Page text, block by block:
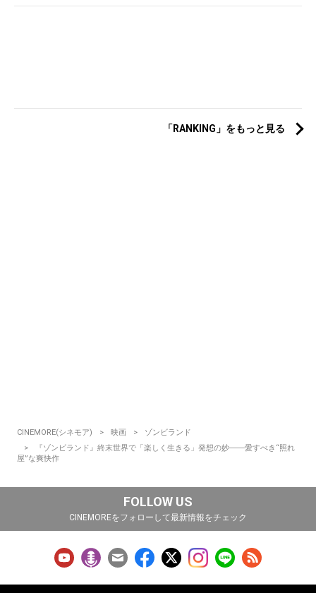
「RANKING」をもっと見る
CINEMORE(シネモア) 映画
ゾンビランド
『ゾンビランド』終末世界で「楽しく生きる」発想の妙――愛すべき“照れ
屋”な爽快作
FOLLOW US
CINEMOREをフォローして最新情報をチェック